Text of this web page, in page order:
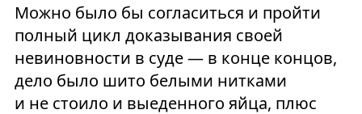
Можно было бы согласиться и пройти
полный цикл доказывания своей
невиновности в суде — в конце концов,
дело было шито белыми нитками
и не стоило и выеденного яйца, плюс